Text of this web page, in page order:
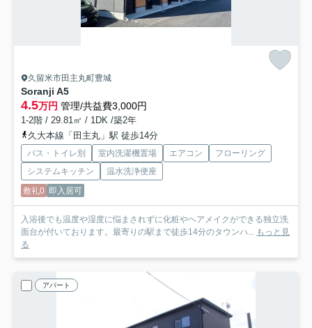
久留米市田主丸町豊城
Soranji A5
4.5万円 管理/共益費3,000円
1-2階 / 29.81㎡ / 1DK /築2年
久大本線「田主丸」駅 徒歩14分
バス・トイレ別 室内洗濯機置場 エアコン
フローリング
システムキッチン
温水洗浄便座
敷礼0 即入居可
入浴後でも温度や湿度に悩まされずに化粧やヘアメイクができる独立洗
面台が付いております。最寄りの駅まで徒歩14分のタウンハ... もっと見
る
アパート